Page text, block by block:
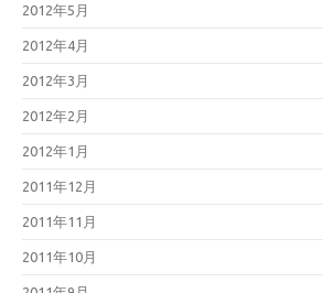
2012年5月
2012年4月
2012年3月
2012年2月
2012年1月
2011年12月
2011年11月
2011年10月